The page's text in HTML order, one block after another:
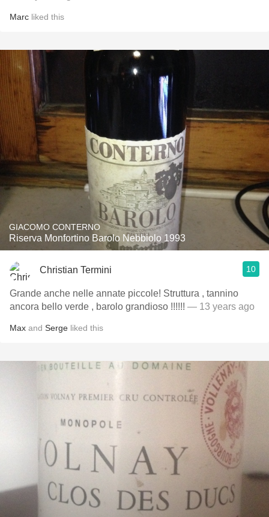
Marc liked this
GIACOMO CONTERNO
Riserva Monfortino Barolo Nebbiolo 1993
Christian Termini 10
Grande anche nelle annate piccole! Struttura , tannino
ancora bello verde , barolo grandioso !!!!!! — 13 years ago
Max and Serge liked this